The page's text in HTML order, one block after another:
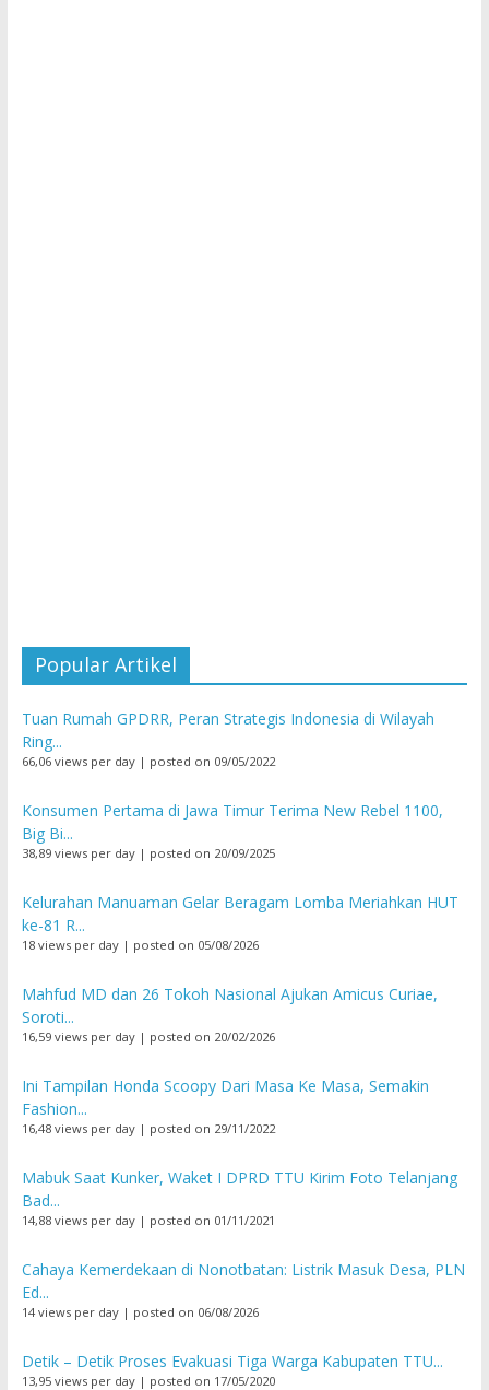
Popular Artikel
Tuan Rumah GPDRR, Peran Strategis Indonesia di Wilayah
Ring...
66,06 views per day| posted on 09/05/2022
Konsumen Pertama di Jawa Timur Terima New Rebel 1100,
Big Bi...
38,89 views per day| posted on 20/09/2025
Kelurahan Manuaman Gelar Beragam Lomba Meriahkan HUT
ke-81 R...
18 views per day| posted on 05/08/2026
Mahfud MD dan 26 Tokoh Nasional Ajukan Amicus Curiae,
Soroti...
16,59 views per day| posted on 20/02/2026
Ini Tampilan Honda Scoopy Dari Masa Ke Masa, Semakin
Fashion...
16,48 views per day| posted on 29/11/2022
Mabuk Saat Kunker, Waket I DPRD TTU Kirim Foto Telanjang
Bad...
14,88 views per day| posted on 01/11/2021
Cahaya Kemerdekaan di Nonotbatan: Listrik Masuk Desa, PLN
Ed...
14 views per day| posted on 06/08/2026
Detik – Detik Proses Evakuasi Tiga Warga Kabupaten TTU...
13,95 views per day| posted on 17/05/2020